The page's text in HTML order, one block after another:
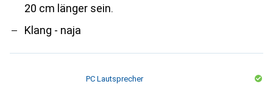
20 cm länger sein.
Klang - naja
PC Lautsprecher